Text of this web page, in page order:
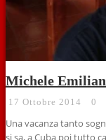
Michele
17 Ottobre 2014 0
Una vacanza tanto
si sa, a Cuba poi tutto